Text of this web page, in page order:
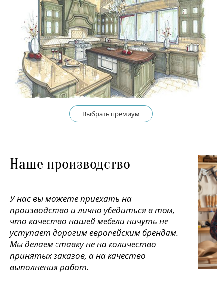
Выбрать премиум
Наше производство
У нас вы можете приехать на
производство и лично убедиться в том,
что качество нашей мебели ничуть не
уступает дорогим европейским брендам.
Мы делаем ставку не на количество
принятых заказов, а на качество
выполнения работ.